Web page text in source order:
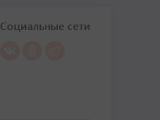
Социальные сети